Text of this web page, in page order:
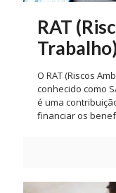
RAT
O RAT (Riscos
conhecido como
é uma
financiar os